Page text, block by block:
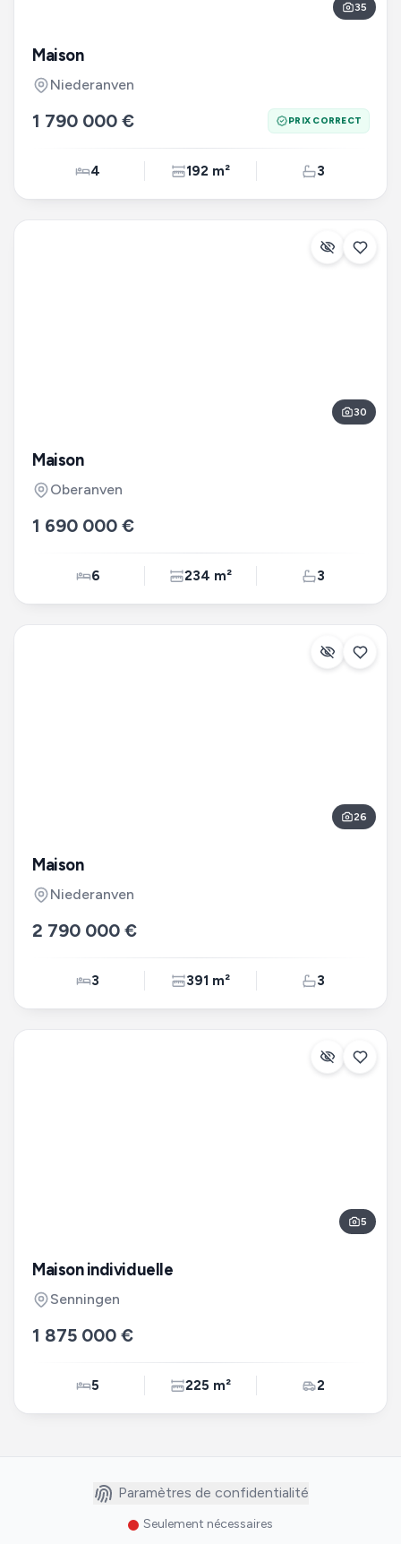
35
Maison
Niederanven
1 790 000 € PRIX CORRECT
4 192 m² 3
30
Maison
Oberanven
1 690 000 €
6 234 m² 3
26
Maison
Niederanven
2 790 000 €
3 391 m² 3
5
Maison individuelle
Senningen
1 875 000 €
5 225 m² 2
Paramètres de confidentialité
Seulement nécessaires